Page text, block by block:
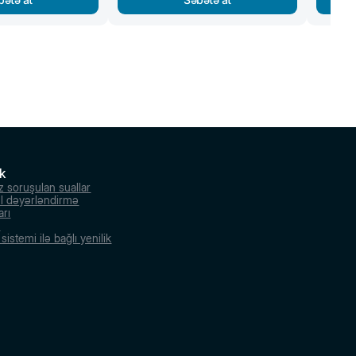
soruşulan suallar
dəyərləndirmə
ilə bağlı yenilik